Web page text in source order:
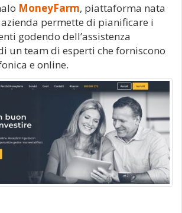
MoneyFarm, piattaforma nata
permette di pianificare i
godendo dell’assistenza
un team di esperti che forniscono
e online.